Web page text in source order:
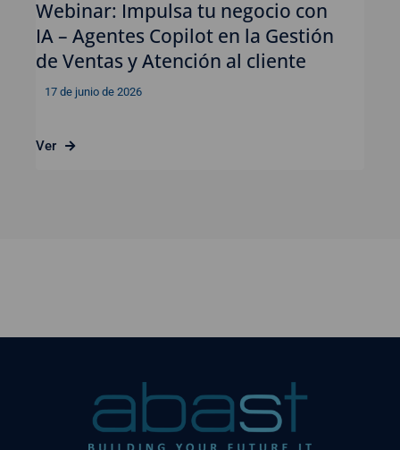
Webinar: Impulsa tu negocio con
IA – Agentes Copilot en la Gestión
de Ventas y Atención al cliente
17 de junio de 2026
Ver